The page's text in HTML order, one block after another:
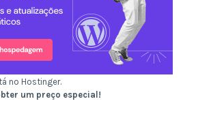
no Hostinger.
um preço especial!